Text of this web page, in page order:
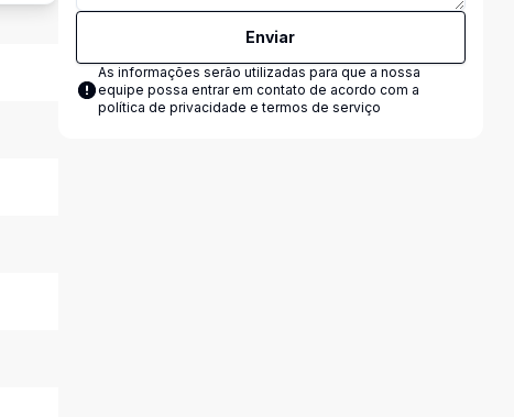
Enviar
As informações serão utilizadas para que a nossa
equipe possa entrar em contato de acordo com a
política de privacidade e termos de serviço